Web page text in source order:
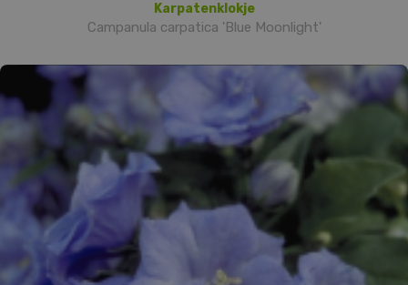
Karpatenklokje
Campanula carpatica 'Blue Moonlight'